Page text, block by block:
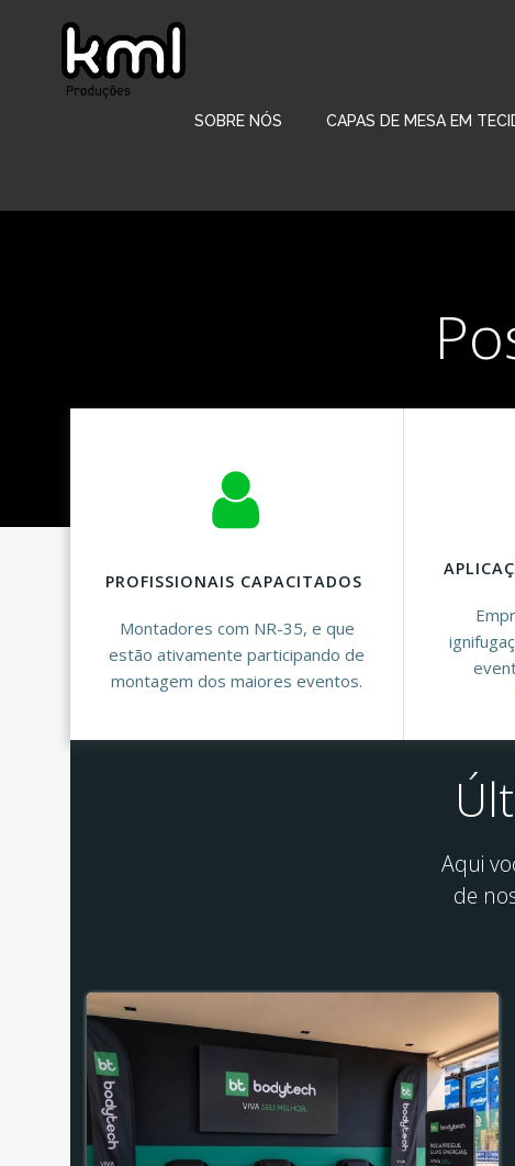
conteúdo
SOBRE NÓS CAPAS DE MESA EM
PROFISSIONAIS CAPACITADOS
Montadores com NR-35, e que
estão ativamente participando de
montagem dos maiores eventos.
Aqui
de